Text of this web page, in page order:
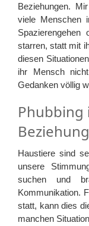
Beziehungen.
viele Menschen
starren, statt mit
diesen
ihr Mensch
Gedanken völlig
Phubbing
Beziehung
Haustiere sind
unsere
suchen und
Kommunikation.
statt, kann dies
manchen